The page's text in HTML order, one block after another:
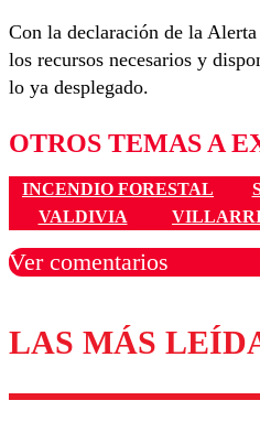
Con la declaración de la
los recursos necesarios y
lo ya desplegado.
OTROS TEMAS A
INCENDIO FORESTAL
VALDIVIA
Ver comentarios
Los comentarios son
diálogo
LAS MÁS